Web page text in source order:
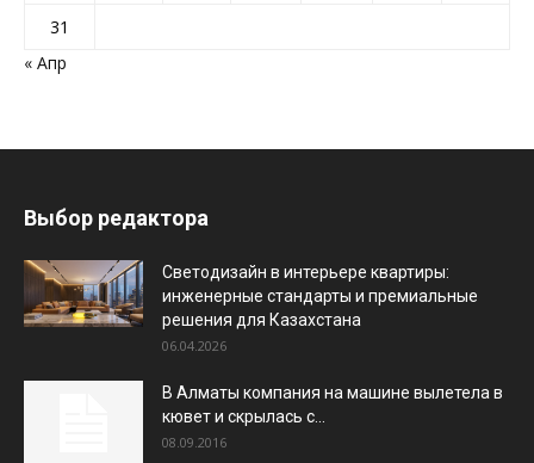
31
« Апр
Выбор редактора
Светодизайн в интерьере квартиры:
инженерные стандарты и премиальные
решения для Казахстана
06.04.2026
В Алматы компания на машине вылетела в
кювет и скрылась с...
08.09.2016